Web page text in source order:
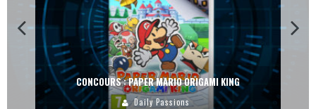
CONCOURS : DREAMS SUR PS4
Carlos Mühlig